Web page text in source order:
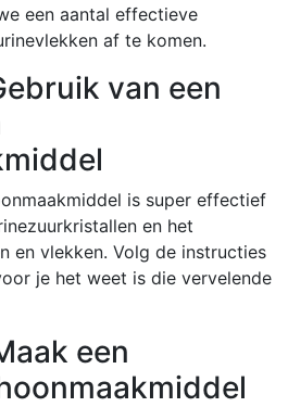
een aantal effectieve
af te komen.
van een
is super effectief
en het
en vlekken. Volg de instructies
je het weet is die vervelende
een